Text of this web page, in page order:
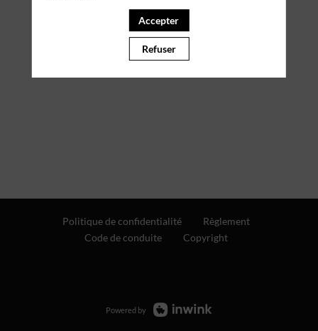
Politique de confidentialité
Règlement
Code de conduite
Copyright
Powered by
Accepter
Refuser